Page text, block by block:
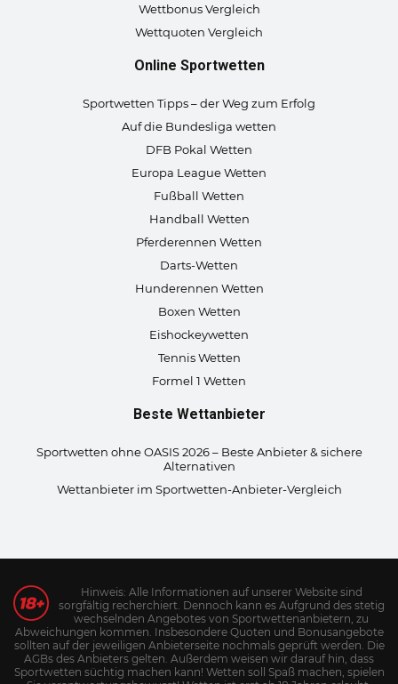
Beste Wettanbieter
Sportwetten ohne OASIS 2026 – Beste Anbieter & sichere
Alternativen
Wettanbieter im Sportwetten-Anbieter-Vergleich
Wettbonus Vergleich
Wettquoten Vergleich
Online Sportwetten
Sportwetten Tipps – der Weg zum Erfolg
Auf die Bundesliga wetten
DFB Pokal Wetten
Europa League Wetten
Fußball Wetten
Handball Wetten
Pferderennen Wetten
Darts-Wetten
Hunderennen Wetten
Boxen Wetten
Eishockeywetten
Tennis Wetten
Formel 1 Wetten
Hinweis: Alle Informationen auf unserer Website sind
sorgfältig recherchiert. Dennoch kann es Aufgrund des stetig
wechselnden Angebotes von Sportwettenanbietern, zu
Abweichungen kommen. Insbesondere Quoten und Bonusangebote
sollten auf der jeweiligen Anbieterseite nochmals geprüft werden. Die
AGBs des Anbieters gelten. Außerdem weisen wir darauf hin, dass
Sportwetten süchtig machen kann! Wetten soll Spaß machen, spielen